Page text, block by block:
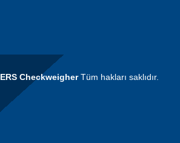
ERS CheckweigherTüm hakları saklıdır.